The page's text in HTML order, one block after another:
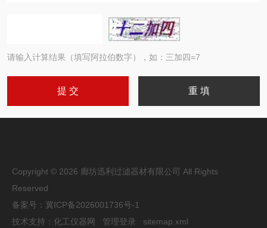
请输入计算结果（填写阿拉伯数字），如：三加四=7
Copyright © 2026 廊坊迅利过滤器材有限公司 All Rights
Reserved
备案号： 冀ICP备2026001736号-1
技术支持： 化工仪器网 管理登录 sitemap.xml